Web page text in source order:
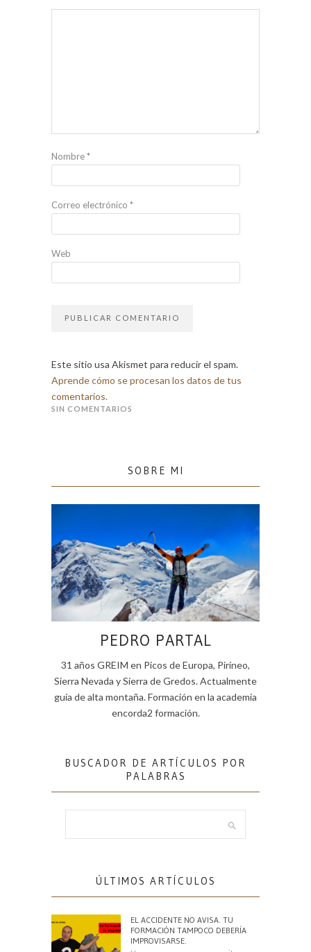
Nombre*
Correo electrónico *
Web
Este sitio usa Akismet para reducir el spam.
Aprende cómo se procesan los datos de tus
comentarios.
SIN COMENTARIOS
SOBRE MI
PEDRO PARTAL
31 años GREIM en Picos de Europa, Pirineo,
Sierra Nevada y Sierra de Gredos. Actualmente
guía de alta montaña. Formación en la academia
encorda2 formación.
BUSCADOR DE ARTÍCULOS POR
PALABRAS
ÚLTIMOS ARTÍCULOS
EL ACCIDENTE NO AVISA. TU
FORMACIÓN TAMPOCO DEBERÍA
IMPROVISARSE.